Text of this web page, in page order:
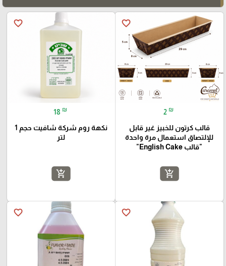
favorite_border
2 ₪
قالب كرتون للخبيز غير قابل
للإلتصاق استعمال مرة واحدة
"قالب English Cake"
add_shopping_cart
favorite_border
18 ₪
نكهة روم شركة شافيت حجم 1
لتر
add_shopping_cart
favorite_border
favorite_border